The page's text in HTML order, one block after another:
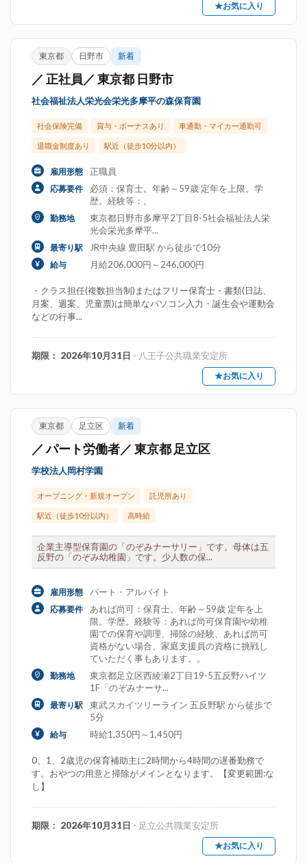
★お気に入り
東京都 日野市 新着
／ 正社員／ 東京都 日野市
社会福祉法人栄光会栄光多摩平の森保育園
社会保険完備 賞与・ボーナスあり 車通勤・マイカー通勤可
退職金制度あり 駅近（徒歩10分以内）
雇用形態 正職員
応募要件
必須：保育士。年齢～59歳 定年を上限。学
歴。経験等：。
勤務地
東京都日野市多摩平2丁目8-5社会福祉法人栄
光会栄光多摩平...
最寄り駅 JR中央線 豊田駅 から徒歩で10分
給与 月給206,000円～246,000円
・クラス担任(複数担当制)またはフリー保育士・書類(日誌、
月案、週案、児童票)は簡単なパソコン入力・誕生会や運動会
などの行事...
期限： 2026年10月31日 - 八王子公共職業安定所
★お気に入り
東京都 足立区 新着
／ パート労働者／ 東京都 足立区
学校法人岡村学園
オープニング・新規オープン 託児所あり
駅近（徒歩10分以内） 高時給
企業主導型保育園の「のぞみナーサリー」です。母体は五
反野の「のぞみ幼稚園」です。少人数の保...
雇用形態 パート・アルバイト
応募要件
あれば尚可：保育士。年齢～59歳 定年を上
限。学歴。経験等：あれば尚可保育園や幼稚
園での保育や調理、掃除の経験、あれば尚可
資格がない場合、家庭支援員の資格に挑戦し
ていただく事もあります。。
勤務地
東京都足立区西綾瀬2丁目19-5五反野ハイツ
1F「のぞみナーサ...
最寄り駅
東武スカイツリーライン 五反野駅 から徒歩で
5分
給与 時給1,350円～1,450円
0、1、2歳児の保育補助主に2時間から4時間の遅番勤務で
す。おやつの用意と掃除がメインとなります。【変更範囲:な
し】
期限： 2026年10月31日 - 足立公共職業安定所
★お気に入り